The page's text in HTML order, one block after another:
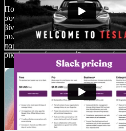
Πολλοί λιανοπωλητές, από
συνεργάζονται με influencers και
βίντεο fashion haul που
συλλογές ή ειδικές προσφορές.
παρουσιάζουν προϊόντα, αλλά
οικεία οπτική που αγγίζει το κοινό-